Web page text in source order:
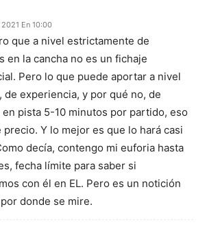
En 10:00
que a nivel estrictamente de
en la cancha no es un fichaje
Pero lo que puede aportar a nivel
de experiencia, y por qué no, de
en pista 5-10 minutos por partido, eso
precio. Y lo mejor es que lo hará casi
decía, contengo mi euforia hasta
fecha límite para saber si
con él en EL. Pero es un notición
donde se mire.